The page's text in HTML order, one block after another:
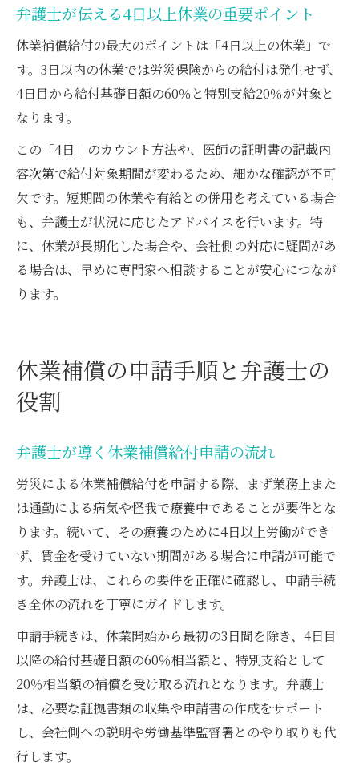
弁護士が伝える4日以上休業の重要ポイント
休業補償給付の最大のポイントは「4日以上の休業」で
す。3日以内の休業では労災保険からの給付は発生せず、
4日目から給付基礎日額の60％と特別支給20％が対象と
なります。
この「4日」のカウント方法や、医師の証明書の記載内
容次第で給付対象期間が変わるため、細かな確認が不可
欠です。短期間の休業や有給との併用を考えている場合
も、弁護士が状況に応じたアドバイスを行います。特
に、休業が長期化した場合や、会社側の対応に疑問があ
る場合は、早めに専門家へ相談することが安心につなが
ります。
休業補償の申請手順と弁護士の
役割
弁護士が導く休業補償給付申請の流れ
労災による休業補償給付を申請する際、まず業務上また
は通勤による病気や怪我で療養中であることが要件とな
ります。続いて、その療養のために4日以上労働ができ
ず、賃金を受けていない期間がある場合に申請が可能で
す。弁護士は、これらの要件を正確に確認し、申請手続
き全体の流れを丁寧にガイドします。
申請手続きは、休業開始から最初の3日間を除き、4日目
以降の給付基礎日額の60％相当額と、特別支給として
20％相当額の補償を受け取る流れとなります。弁護士
は、必要な証拠書類の収集や申請書の作成をサポート
し、会社側への説明や労働基準監督署とのやり取りも代
行します。